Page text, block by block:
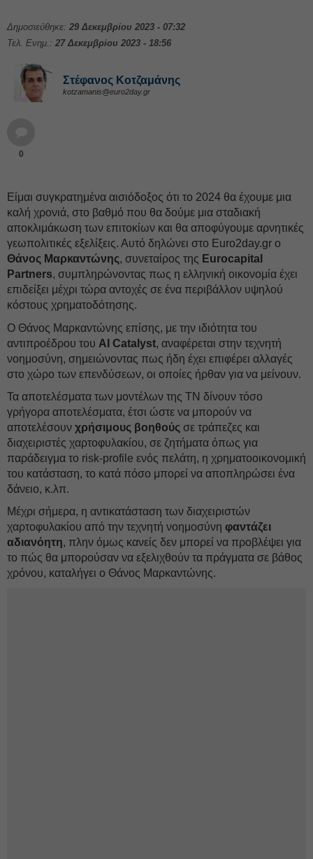
Δημοσιεύθηκε: 29 Δεκεμβρίου 2023 - 07:32
Τελ. Ενημ.: 27 Δεκεμβρίου 2023 - 18:56
Στέφανος Kοτζαμάνης
kotzamanis@euro2day.gr
0
Είμαι συγκρατημένα αισιόδοξος ότι το 2024 θα έχουμε μια
καλή χρονιά, στο βαθμό που θα δούμε μια σταδιακή
αποκλιμάκωση των επιτοκίων και θα αποφύγουμε αρνητικές
γεωπολιτικές εξελίξεις. Αυτό δηλώνει στο Euro2day.gr ο
Θάνος Μαρκαντώνης, συνεταίρος της Eurocapital
Partners, συμπληρώνοντας πως η ελληνική οικονομία έχει
επιδείξει μέχρι τώρα αντοχές σε ένα περιβάλλον υψηλού
κόστους χρηματοδότησης.
Ο Θάνος Μαρκαντώνης επίσης, με την ιδιότητα του
αντιπροέδρου του AI Catalyst, αναφέρεται στην τεχνητή
νοημοσύνη, σημειώνοντας πως ήδη έχει επιφέρει αλλαγές
στο χώρο των επενδύσεων, οι οποίες ήρθαν για να μείνουν.
Τα αποτελέσματα των μοντέλων της ΤΝ δίνουν τόσο
γρήγορα αποτελέσματα, έτσι ώστε να μπορούν να
αποτελέσουν χρήσιμους βοηθούς σε τράπεζες και
διαχειριστές χαρτοφυλακίου, σε ζητήματα όπως για
παράδειγμα το risk-profile ενός πελάτη, η χρηματοοικονομική
του κατάσταση, το κατά πόσο μπορεί να αποπληρώσει ένα
δάνειο, κ.λπ.
Μέχρι σήμερα, η αντικατάσταση των διαχειριστών
χαρτοφυλακίου από την τεχνητή νοημοσύνη φαντάζει
αδιανόητη, πλην όμως κανείς δεν μπορεί να προβλέψει για
το πώς θα μπορούσαν να εξελιχθούν τα πράγματα σε βάθος
χρόνου, καταλήγει ο Θάνος Μαρκαντώνης.